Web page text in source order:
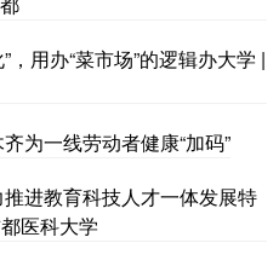
用办“菜市场”的逻辑办大学 |
为一线劳动者健康“加码”
进教育科技人才一体发展特
医科大学